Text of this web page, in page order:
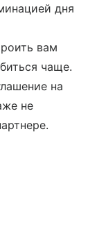
дня
вам
чаще.
на
не